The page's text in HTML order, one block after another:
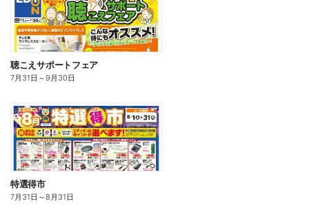
聴こえサポートフェア
7月31日 ～9月30日
特選得市
7月31日 ～8月31日